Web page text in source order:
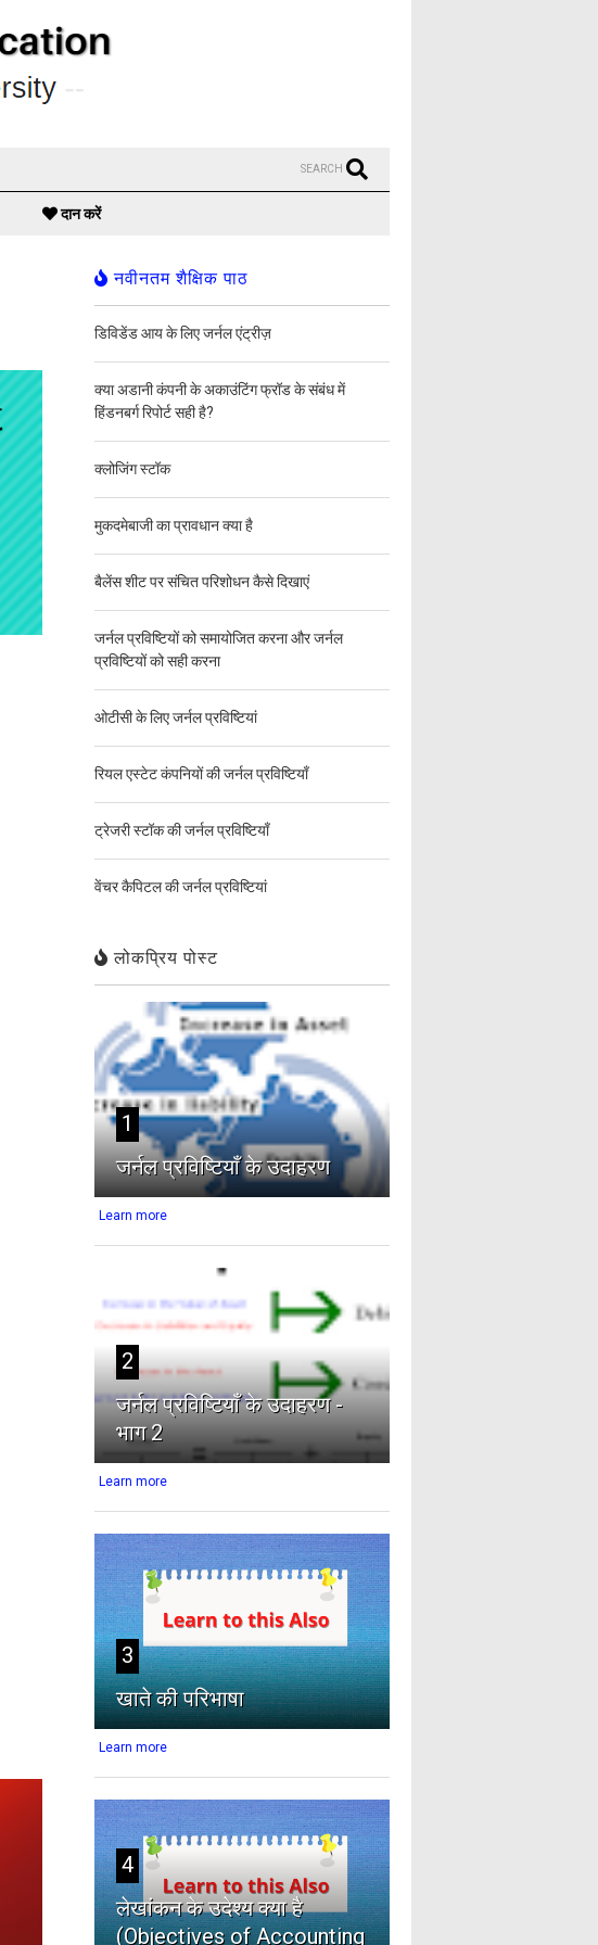
SEARCH
दान करें
नवीनतम शैक्षिक पाठ
डिविडेंड आय के लिए जर्नल एंट्रीज़
क्या अडानी कंपनी के अकाउंटिंग फ्रॉड के संबंध में
हिंडनबर्ग रिपोर्ट सही है?
क्लोजिंग स्टॉक
मुकदमेबाजी का प्रावधान क्या है
बैलेंस शीट पर संचित परिशोधन कैसे दिखाएं
जर्नल प्रविष्टियों को समायोजित करना और जर्नल
प्रविष्टियों को सही करना
ओटीसी के लिए जर्नल प्रविष्टियां
रियल एस्टेट कंपनियों की जर्नल प्रविष्टियाँ
ट्रेजरी स्टॉक की जर्नल प्रविष्टियाँ
वेंचर कैपिटल की जर्नल प्रविष्टियां
लोकप्रिय पोस्ट
1
जर्नल प्रविष्टियाँ के उदाहरण
Learn more
2
जर्नल प्रविष्टियाँ के उदाहरण -
भाग 2
Learn more
3
खाते की परिभाषा
Learn more
4
लेखांकन के उदेश्य क्या है
(Objectives of Accounting